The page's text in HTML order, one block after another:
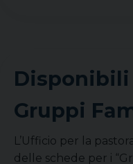
Disponibili
Gruppi
L’Ufficio per la
delle schede per i